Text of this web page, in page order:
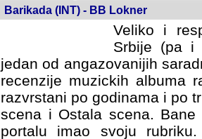
Barikada (INT) - BB Lokner
Veliko i
Srbije (pa i
jedan od angazovanijih
recenzije muzickih albuma
razvrstani po godinama i po
scena i Ostala scena.
portalu imao svoju